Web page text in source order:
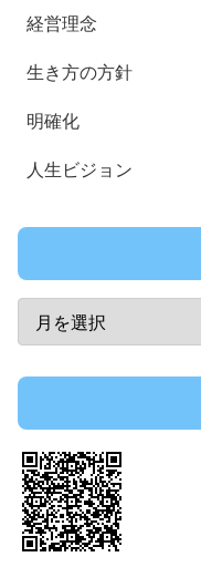
経営理念
生き方の方針
明確化
人生ビジョン